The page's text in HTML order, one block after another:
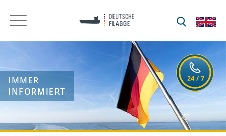
IMMER
INFORMIERT